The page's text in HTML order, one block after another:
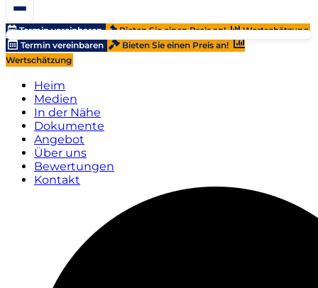
Termin vereinbaren Bieten Sie einen Preis an!
Wertschätzung
Termin vereinbaren
Bieten Sie einen Preis an!
Wertschätzung
Heim
Medien
In der Nähe
Dokumente
Angebot
Über uns
Bewertungen
Kontakt